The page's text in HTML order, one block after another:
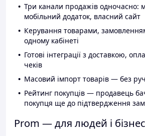
Три канали продажів одночасно:
мобільний додаток, власний сайт
Керування товарами,
одному кабінеті
Готові інтеграції з доставкою,
чеків
Масовий імпорт товарів — без
Рейтинг покупців — продавець
покупця ще до підтвердження
Prom — для людей і